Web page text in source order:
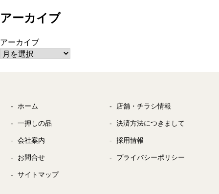
アーカイブ
アーカイブ
ホーム 店舗・チラシ情報
一押しの品 決済方法につきまして
会社案内 採用情報
お問合せ プライバシーポリシー
サイトマップ